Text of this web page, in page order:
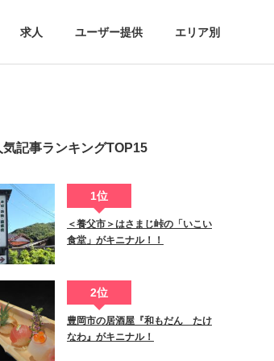
求人 ユーザー提供 エリア別
気記事ランキングTOP15
1位
＜養父市＞はさまじ峠の「いこい
食堂」がキニナル！！
2位
豊岡市の居酒屋『和もだん たけ
なわ』がキニナル！